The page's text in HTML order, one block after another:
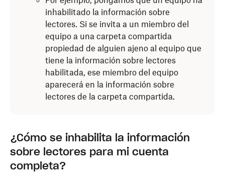
inhabilitado la información sobre
lectores. Si se invita a un miembro del
equipo a una carpeta compartida
propiedad de alguien ajeno al equipo que
tiene la información sobre lectores
habilitada, ese miembro del equipo
aparecerá en la información sobre
lectores de la carpeta compartida.
¿Cómo se inhabilita la información
sobre lectores para mi cuenta
completa?